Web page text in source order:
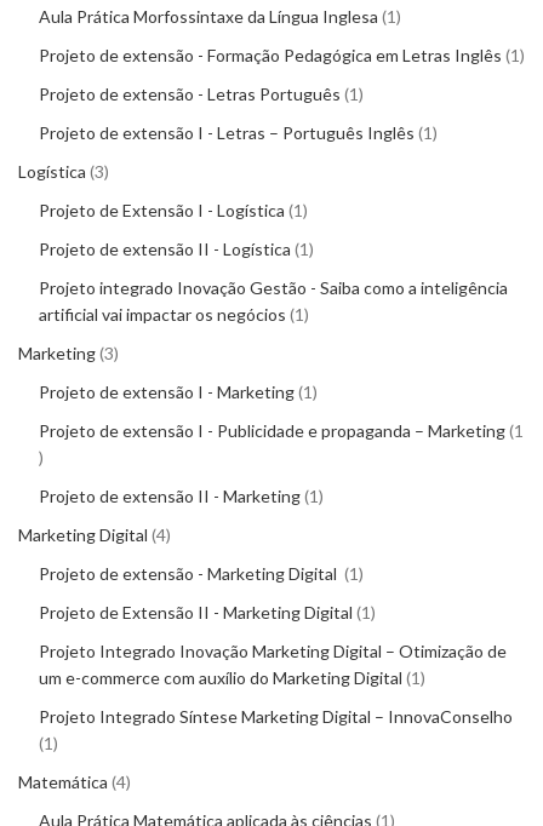
Aula Prática Morfossintaxe da Língua Inglesa 1
Projeto de extensão - Formação Pedagógica em Letras Inglês 1
Projeto de extensão - Letras Português 1
Projeto de extensão I - Letras – Português Inglês 1
Logística 3
Projeto de Extensão I - Logística 1
Projeto de extensão II - Logística 1
Projeto integrado Inovação Gestão - Saiba como a inteligência
artificial vai impactar os negócios 1
Marketing 3
Projeto de extensão I - Marketing 1
Projeto de extensão I - Publicidade e propaganda – Marketing 1
Projeto de extensão II - Marketing 1
Marketing Digital 4
Projeto de extensão - Marketing Digital
1
Projeto de Extensão II - Marketing Digital 1
Projeto Integrado Inovação Marketing Digital – Otimização de
um e-commerce com auxílio do Marketing Digital 1
Projeto Integrado Síntese Marketing Digital – InnovaConselho
1
Matemática 4
Aula Prática Matemática aplicada às ciências 1